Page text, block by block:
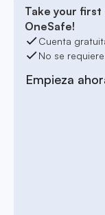
Take your
OneSafe!
Cuenta
No se
Empieza